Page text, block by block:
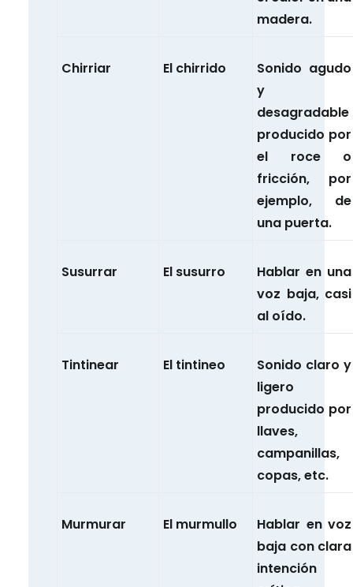
madera.
Chirriar El chirrido
Sonido agudo
y
desagradable
producido por
el roce o
fricción, por
ejemplo, de
una puerta.
Susurrar El susurro
Hablar en una
voz baja, casi
al oído.
Tintinear El tintineo
Sonido claro y
ligero
producido por
llaves,
campanillas,
copas, etc.
Murmurar El murmullo
Hablar en voz
baja con clara
intención